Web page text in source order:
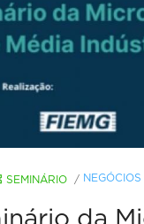
SEMINÁRIO / NEGÓCIOS